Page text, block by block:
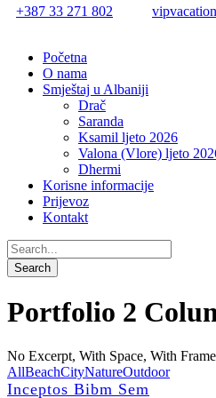
+387 33 271 802
Početna
O nama
Smještaj u Albaniji
Drač
Saranda
Ksamil ljeto 2026
Valona (Vlore) ljeto
Dhermi
Korisne informacije
Prijevoz
Kontakt
Portfolio 2
No Excerpt, With Space, With Frame
AllBeachCityNatureOutdoor
Inceptos Bibm Sem